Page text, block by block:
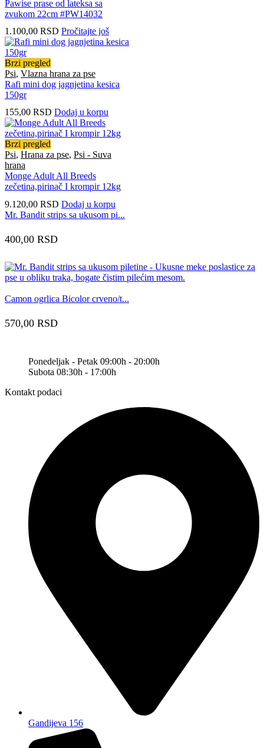
Pawise prase od lateksa sa
zvukom 22cm #PW14032
1.100,00 RSD Pročitajte još
Brzi pregled
Psi, Vlazna hrana za pse
Rafi mini dog jagnjetina kesica
150gr
155,00 RSD Dodaj u korpu
Brzi pregled
Psi, Hrana za pse, Psi - Suva
hrana
Monge Adult All Breeds
zečetina,pirinač I krompir 12kg
9.120,00 RSD Dodaj u korpu
Mr. Bandit strips sa ukusom pi...
400,00 RSD
Camon ogrlica Bicolor crveno/t...
570,00 RSD
Ponedeljak - Petak 09:00h - 20:00h
Subota 08:30h - 17:00h
Kontakt podaci
Gandijeva 156